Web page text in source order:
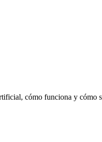
cómo funciona y cómo